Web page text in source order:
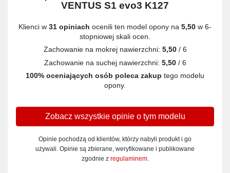
VENTUS S1 evo3 K127
Klienci w 31 opiniach ocenili ten model opony na 5,50 w 6-
stopniowej skali ocen.
Zachowanie na mokrej nawierzchni: 5,50/ 6
Zachowanie na suchej nawierzchni: 5,50/ 6
100% oceniających osób poleca zakup tego modelu
opony.
Zobacz wszystkie opinie o tym modelu
Opinie pochodzą od klientów, którzy nabyli produkt i go
używali. Opinie są zbierane, weryfikowane i publikowane
zgodnie z regulaminem.